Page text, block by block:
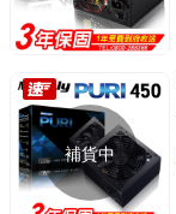
補貨中